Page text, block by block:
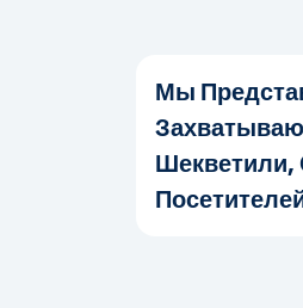
Мы
Шекветили,